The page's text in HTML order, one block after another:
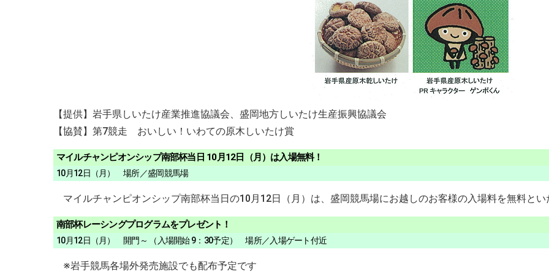
【提供】岩手県しいたけ産業推進協議会、盛岡地方しいたけ生産振興協議会
【協賛】第7競走 おいしい！いわての原木しいたけ賞
マイルチャンピオンシップ南部杯当日 10月12日（月）は入場無料！
10月12日（月） 場所／盛岡競馬場
マイルチャンピオンシップ南部杯当日の10月12日（月）は、盛岡競馬場にお越しのお客様の入場料を無料とい
南部杯レーシングプログラムをプレゼント！
10月12日（月） 開門～ （入場開始 9：30予定） 場所／入場ゲート付近
※岩手競馬各場外発売施設でも配布予定です